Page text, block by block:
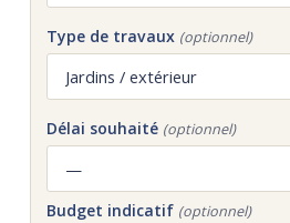
Type de travaux (optionnel)
Délai souhaité (optionnel)
Budget indicatif (optionnel)